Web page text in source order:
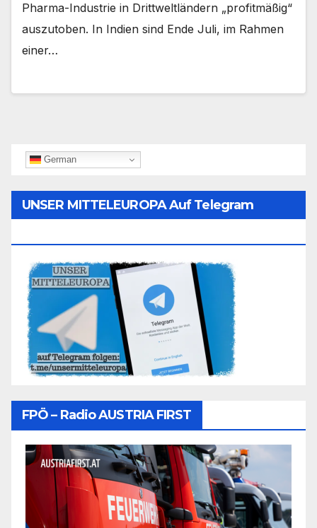
Pharma-Industrie in Drittweltländern „profitmäßig“
auszutoben. In Indien sind Ende Juli, im Rahmen
einer…
German
UNSER MITTELEUROPA Auf Telegram
FPÖ – Radio AUSTRIA FIRST